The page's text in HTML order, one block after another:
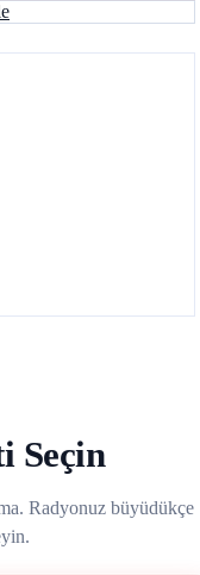
Seçin
Radyonuz büyüdükçe